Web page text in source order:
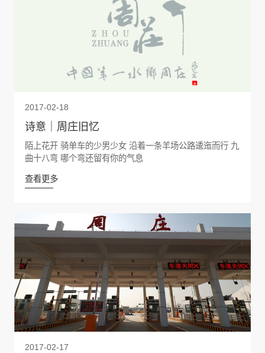
2017-02-18
诗意｜周庄旧忆
陌上花开 骑单车的少男少女 沿着一条羊场公路逶迤而行 九
曲十八弯 哪个弯还留有你的气息
查看更多
2017-02-17